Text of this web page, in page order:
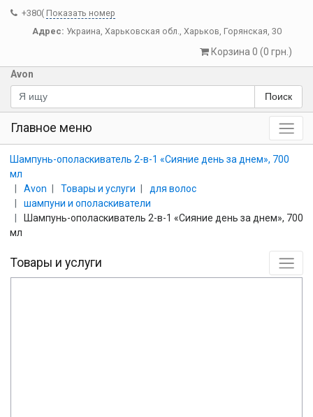
+380( Показать номер
Адрес: Украина, Харьковская обл., Харьков, Горянская, 30
Корзина 0 (0 грн.)
Avon
Поиск
Главное меню
Шампунь-ополаскиватель 2-в-1 «Сияние день за днем», 700
мл
Avon
Товары и услуги
для волос
шампуни и ополаскиватели
Шампунь-ополаскиватель 2-в-1 «Сияние день за днем», 700
мл
Товары и услуги